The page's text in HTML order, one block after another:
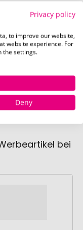
x 210 mm)
bei
Privacy policy
to improve our website,
website experience. For
the settings.
Deny